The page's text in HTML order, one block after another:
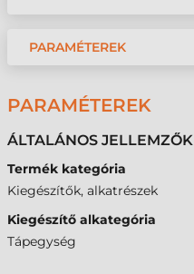
PARAMÉTEREK
PARAMÉTEREK
ÁLTALÁNOS JELLEMZŐK
Termék kategória
Kiegészítők, alkatrészek
Kiegészítő alkategória
Tápegység